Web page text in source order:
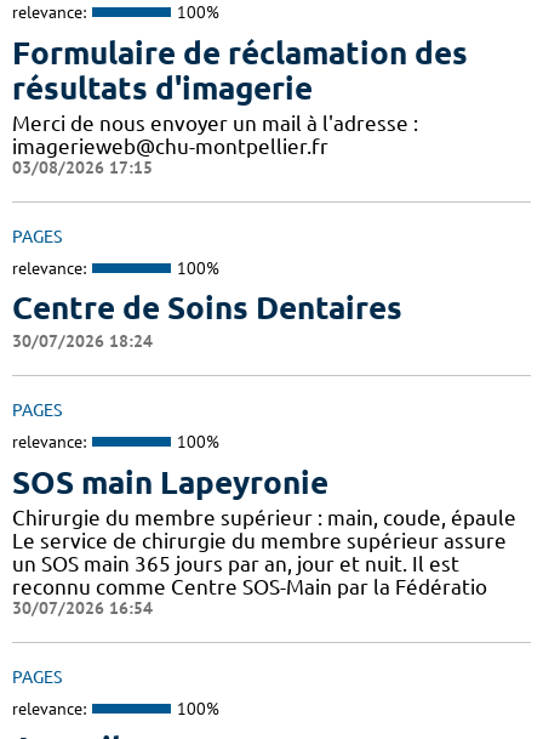
relevance: 100%
Formulaire de réclamation des
résultats d'imagerie
Merci de nous envoyer un mail à l'adresse :
imagerieweb@chu-montpellier.fr
03/08/2026 17:15
PAGES
relevance: 100%
Centre de Soins Dentaires
30/07/2026 18:24
PAGES
relevance: 100%
SOS main Lapeyronie
Chirurgie du membre supérieur : main, coude, épaule
Le service de chirurgie du membre supérieur assure
un SOS main 365 jours par an, jour et nuit. Il est
reconnu comme Centre SOS-Main par la Fédératio
30/07/2026 16:54
PAGES
relevance: 100%